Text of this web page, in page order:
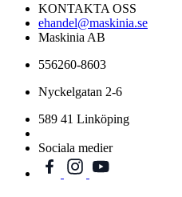
KONTAKTA OSS
ehandel@maskinia.se
Maskinia AB
556260-8603
Nyckelgatan 2-6
589 41 Linköping
Sociala medier